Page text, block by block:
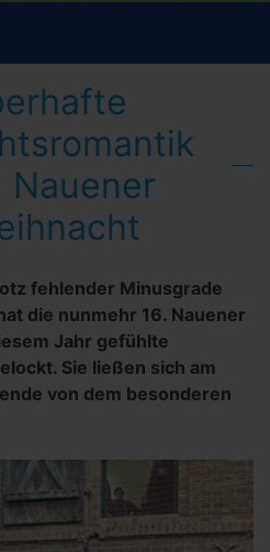
Nauener
fehlender Minusgrade
die nunmehr 16. Nauener
Jahr gefühlte
Sie ließen sich am
von dem besonderen